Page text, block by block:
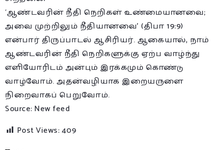
‘ஆண்டவரின் நீதி நெறிகள் உண்மையானவை;
அவை முற்றிலும் நீதியானவை’ (திபா 19:9)
என்பார் திருப்பாடல் ஆசிரியர். ஆகையால், நாம்
ஆண்டவரின் நீதி நெறிகளுக்கு ஏற்ப வாழ்ந்து
எளியோரிடம் அன்பும் இரக்கமும் கொண்டு
வாழ்வோம். அதன்வழியாக இறையருளை
நிறைவாகப் பெறுவோம்.
Source: New feed
Post Views:409